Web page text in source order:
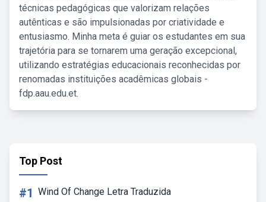
técnicas pedagógicas que valorizam relações
autênticas e são impulsionadas por criatividade e
entusiasmo. Minha meta é guiar os estudantes em sua
trajetória para se tornarem uma geração excepcional,
utilizando estratégias educacionais reconhecidas por
renomadas instituições acadêmicas globais -
fdp.aau.edu.et.
Top Post
#1 Wind Of Change Letra Traduzida